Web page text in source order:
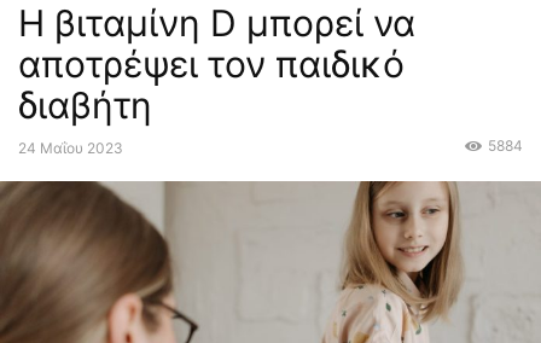
Η βιταμίνη D μπορεί να
αποτρέψει τον παιδικό
διαβήτη
24 Μαΐου 2023 5884